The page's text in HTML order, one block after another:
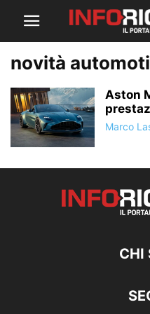
novità
Aston
Marco
CHI